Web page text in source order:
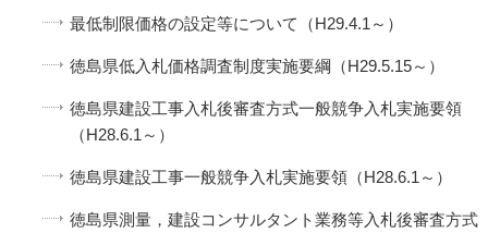
最低制限価格の設定等について（H29.4.1～）
徳島県低入札価格調査制度実施要綱（H29.5.15～）
徳島県建設工事入札後審査方式一般競争入札実施要領
（H28.6.1～）
徳島県建設工事一般競争入札実施要領（H28.6.1～）
徳島県測量，建設コンサルタント業務等入札後審査方式